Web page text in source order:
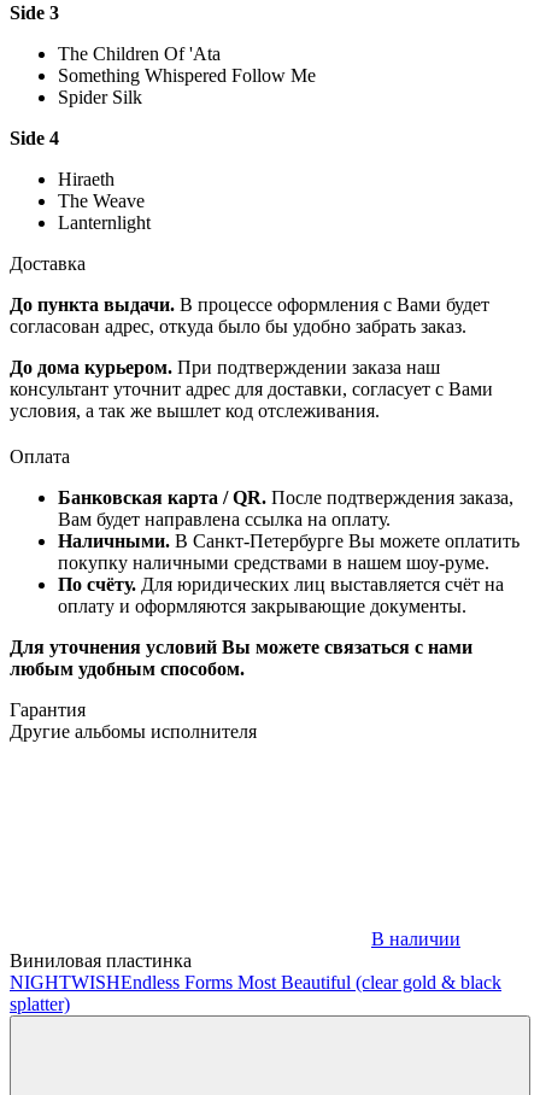
Side 3
The Children Of 'Ata
Something Whispered Follow Me
Spider Silk
Side 4
Hiraeth
The Weave
Lanternlight
Доставка
До пункта выдачи. В процессе оформления с Вами будет
согласован адрес, откуда было бы удобно забрать заказ.
До дома курьером. При подтверждении заказа наш
консультант уточнит адрес для доставки, согласует с Вами
условия, а так же вышлет код отслеживания.
Оплата
Банковская карта / QR. После подтверждения заказа,
Вам будет направлена ссылка на оплату.
Наличными. В Санкт-Петербурге Вы можете оплатить
покупку наличными средствами в нашем шоу-руме.
По счёту. Для юридических лиц выставляется счёт на
оплату и оформляются закрывающие документы.
Для уточнения условий Вы можете связаться с нами
любым удобным способом.
Гарантия
Другие альбомы исполнителя
В наличии
Виниловая пластинка
NIGHTWISHEndless Forms Most Beautiful (clear gold & black
splatter)